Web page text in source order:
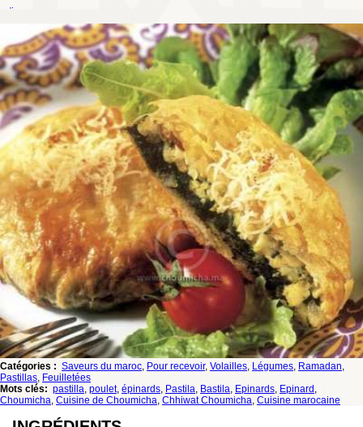
Catégories : Saveurs du maroc, Pour recevoir, Volailles, Légumes, Ramadan,
Pastillas, Feuilletées
Mots clés: pastilla, poulet, épinards, Pastila, Bastila, Epinards, Epinard ,
Choumicha, Cuisine de Choumicha, Chhiwat Choumicha, Cuisine marocaine